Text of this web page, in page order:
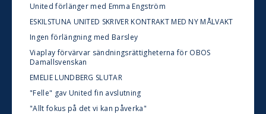
United förlänger med Emma Engström
ESKILSTUNA UNITED SKRIVER KONTRAKT MED NY MÅLVAKT
Ingen förlängning med Barsley
Viaplay förvärvar sändningsrättigheterna för OBOS
Damallsvenskan
EMELIE LUNDBERG SLUTAR
"Felle" gav United fin avslutning
"Allt fokus på det vi kan påverka"